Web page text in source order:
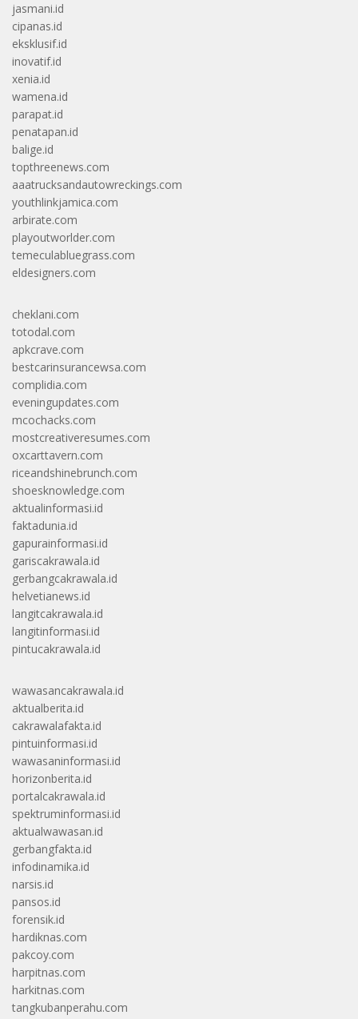
jasmani.id
cipanas.id
eksklusif.id
inovatif.id
xenia.id
wamena.id
parapat.id
penatapan.id
balige.id
topthreenews.com
aaatrucksandautowreckings.com
youthlinkjamica.com
arbirate.com
playoutworlder.com
temeculabluegrass.com
eldesigners.com
cheklani.com
totodal.com
apkcrave.com
bestcarinsurancewsa.com
complidia.com
eveningupdates.com
mcochacks.com
mostcreativeresumes.com
oxcarttavern.com
riceandshinebrunch.com
shoesknowledge.com
aktualinformasi.id
faktadunia.id
gapurainformasi.id
gariscakrawala.id
gerbangcakrawala.id
helvetianews.id
langitcakrawala.id
langitinformasi.id
pintucakrawala.id
wawasancakrawala.id
aktualberita.id
cakrawalafakta.id
pintuinformasi.id
wawasaninformasi.id
horizonberita.id
portalcakrawala.id
spektruminformasi.id
aktualwawasan.id
gerbangfakta.id
infodinamika.id
narsis.id
pansos.id
forensik.id
hardiknas.com
pakcoy.com
harpitnas.com
harkitnas.com
tangkubanperahu.com